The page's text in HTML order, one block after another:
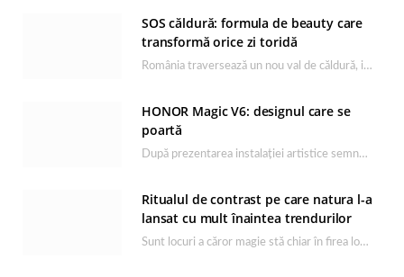
SOS căldură: formula de beauty care
transformă orice zi toridă
România traversează un nou val de căldură, iar rutina de îngrijire capătă un rol esențial…
HONOR Magic V6: designul care se
poartă
După prezentarea instalației artistice semnată de Catrinel Săbăciag în cadrul evenimentului de lansare HONOR Magic…
Ritualul de contrast pe care natura l-a
lansat cu mult înaintea trendurilor
Sunt locuri a căror magie stă chiar în firea lor naturală, iar Lacul Ursu din…